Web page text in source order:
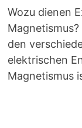
Wozu dienen
den
elektrischen
Magnetismus